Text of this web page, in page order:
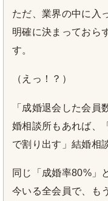
ただ、業界の中に入
明確に決まっておら
す。
（えっ！？）
「成婚退会した会
婚相談所もあれば、
で割り出す」結婚相
同じ「成婚率80%」
今いる全会員で、も